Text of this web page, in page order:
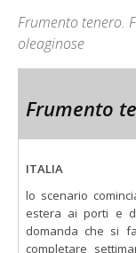
Frumento tenero.
oleaginose
Frumento
ITALIA
lo scenario
estera ai porti e
domanda che si
completare